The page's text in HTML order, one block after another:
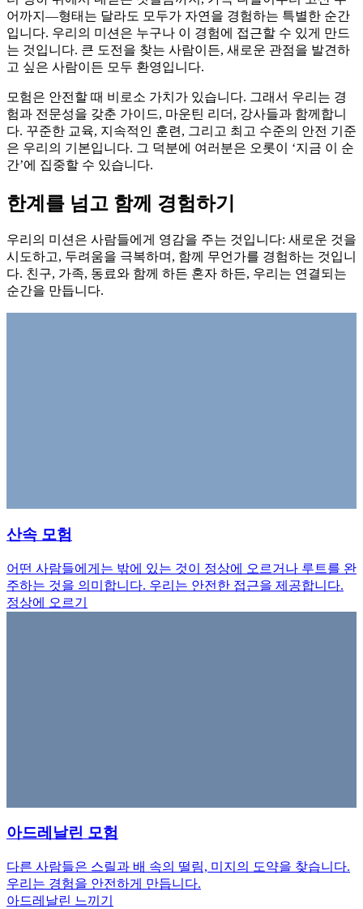
어까지—형태는 달라도 모두가 자연을 경험하는 특별한 순간
입니다. 우리의 미션은 누구나 이 경험에 접근할 수 있게 만드
는 것입니다. 큰 도전을 찾는 사람이든, 새로운 관점을 발견하
고 싶은 사람이든 모두 환영입니다.
모험은 안전할 때 비로소 가치가 있습니다. 그래서 우리는 경
험과 전문성을 갖춘 가이드, 마운틴 리더, 강사들과 함께합니
다. 꾸준한 교육, 지속적인 훈련, 그리고 최고 수준의 안전 기준
은 우리의 기본입니다. 그 덕분에 여러분은 오롯이 ‘지금 이 순
간’에 집중할 수 있습니다.
한계를 넘고 함께 경험하기
우리의 미션은 사람들에게 영감을 주는 것입니다: 새로운 것을
시도하고, 두려움을 극복하며, 함께 무언가를 경험하는 것입니
다. 친구, 가족, 동료와 함께 하든 혼자 하든, 우리는 연결되는
순간을 만듭니다.
산속 모험
어떤 사람들에게는 밖에 있는 것이 정상에 오르거나 루트를 완
주하는 것을 의미합니다. 우리는 안전한 접근을 제공합니다.
정상에 오르기
아드레날린 모험
다른 사람들은 스릴과 배 속의 떨림, 미지의 도약을 찾습니다.
우리는 경험을 안전하게 만듭니다.
아드레날린 느끼기